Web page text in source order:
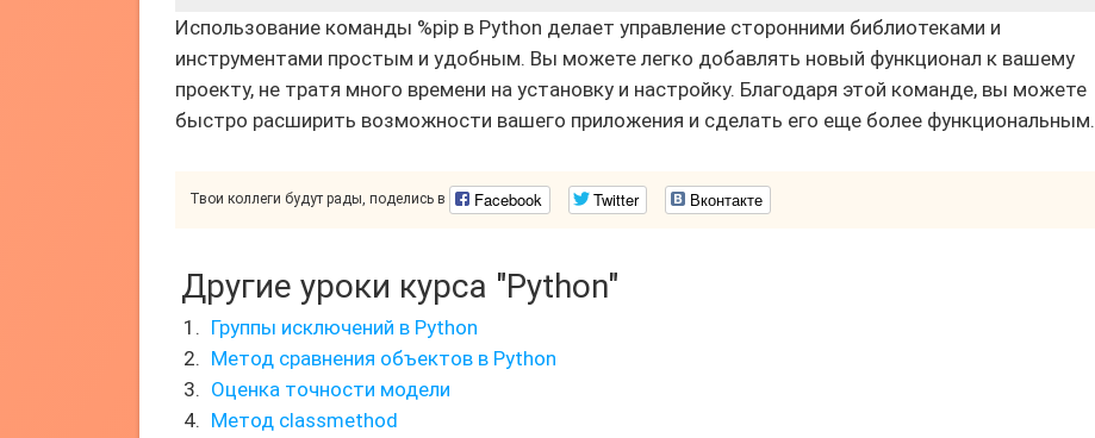
Использование команды %pip в Python делает управление сторонними библиотеками и
инструментами простым и удобным. Вы можете легко добавлять новый функционал к вашему
проекту, не тратя много времени на установку и настройку. Благодаря этой команде, вы можете
быстро расширить возможности вашего приложения и сделать его еще более функциональным.
Твои коллеги будут рады, поделись в Facebook Twitter Вконтакте
Другие уроки курса "Python"
Группы исключений в Python
Метод сравнения объектов в Python
Оценка точности модели
Метод classmethod